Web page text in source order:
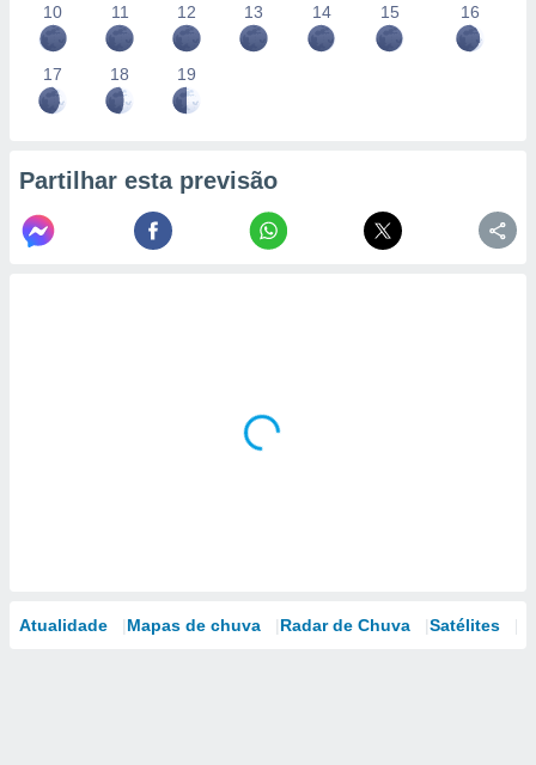
10 11 12 13 14 15 16
17 18 19
Partilhar esta previsão
Atualidade Mapas de chuva Radar de Chuva Satélites